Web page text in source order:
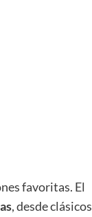
favoritas. El
, desde clásicos